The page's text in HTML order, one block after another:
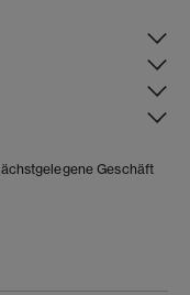
Geschäft